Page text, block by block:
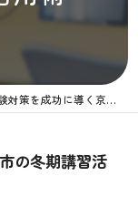
を成功に導く京都府亀岡市の冬期講習活用術
の冬期講習活